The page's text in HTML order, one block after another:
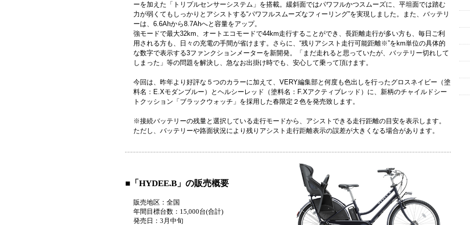
ーを加えた「トリプルセンサーシステム」を搭載。緩斜面ではパワフルかつスムーズに、平坦面では踏む
力が弱くてもしっかりとアシストする“パワフルスムーズなフィーリング”を実現しました。また、バッテリ
ーは、6.6Ahから8.7Ahへと容量をアップ。
強モードで最大32km、オートエコモードで44km走行することができ、長距離走行が多い方も、毎日ご利
用される方も、日々の充電の手間が省けます。さらに、“残りアシスト走行可能距離※”をkm単位の具体的
な数字で表示する3ファンクションメーターを新開発。「まだ走れると思っていたが、バッテリー切れして
しまった」等の問題を解決し、急なお出掛け時でも、安心して乗って頂けます。
今回は、昨年より好評な５つのカラーに加えて、VERY編集部と何度も色出しを行ったグロスネイビー（塗
料名：E.Xモダンブルー）とヘルシーレッド（塗料名：F.Xアクティブレッド）に、新柄のチャイルドシー
トクッション「ブラックウォッチ」を採用した春限定２色を発売致します。
※接続バッテリーの残量と選択している走行モードから、アシストできる走行距離の目安を表示します。
ただし、バッテリーや路面状況により残りアシスト走行距離表示の誤差が大きくなる場合があります。
■「HYDEE.B」の販売概要
販売地区：全国
年間目標台数：15,000台(合計)
発売日：3月中旬